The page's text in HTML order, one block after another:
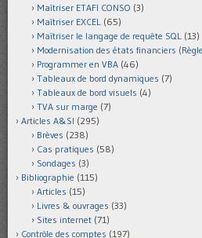
Maîtriser ETAFI CONSO (3)
Maîtriser EXCEL (65)
Maîtriser le langage de requête SQL (13)
Modernisation des états financiers
Programmer en VBA (46)
Tableaux de bord dynamiques (7)
Tableaux de bord visuels (4)
TVA sur marge (7)
Articles A&SI (295)
Brèves (238)
Cas pratiques (58)
Sondages (3)
Bibliographie (115)
Articles (15)
Livres & ouvrages (33)
Sites internet (71)
Contrôle des comptes (197)